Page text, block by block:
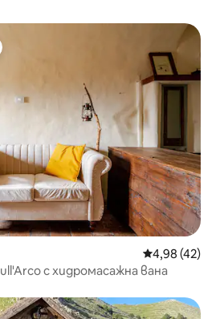
Средна
4,98 (42)
с хидромасажна вана